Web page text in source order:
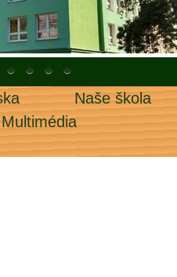
Naše škola
Multimédia